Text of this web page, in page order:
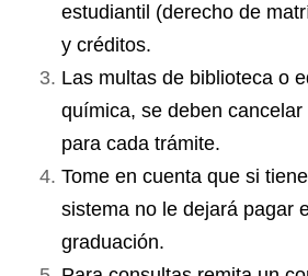
estudiantil (derecho de
y créditos.
Las multas de biblioteca o
química, se deben
para cada trámite.
Tome en cuenta que si
sistema no le dejará pagar
graduación.